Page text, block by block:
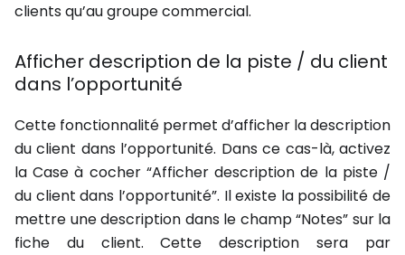
clients qu’au groupe commercial.
Afficher description de la piste / du client
dans l’opportunité
Cette fonctionnalité permet d’afficher la description
du client dans l’opportunité. Dans ce cas-là, activez
la Case à cocher “Afficher description de la piste /
du client dans l’opportunité”. Il existe la possibilité de
mettre une description dans le champ “Notes” sur la
fiche du client. Cette description sera par